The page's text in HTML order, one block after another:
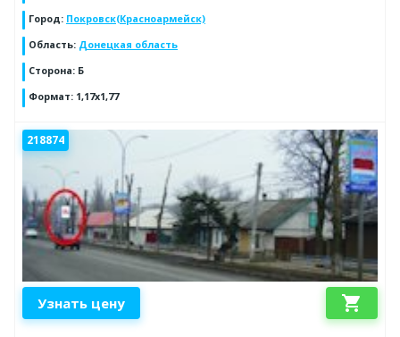
Город: Покровск(Красноармейск)
Область: Донецкая область
Сторона: Б
Формат: 1,17х1,77
218874
Узнать цену shopping_cart